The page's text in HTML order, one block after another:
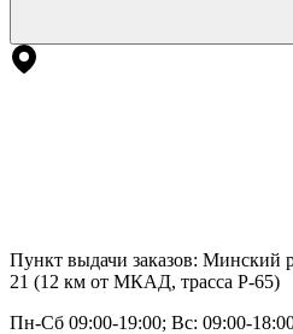
Пункт выдачи заказов: Минский
21 (12 км от МКАД, трасса P-65)
Пн-Сб 09:00-19:00; Вс: 09:00-